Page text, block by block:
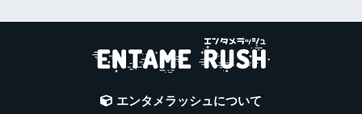
エンタメラッシュについて